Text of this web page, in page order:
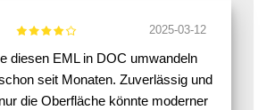
2025-03-12
diesen EML in DOC umwandeln
seit Monaten. Zuverlässig und
die Oberfläche könnte moderner